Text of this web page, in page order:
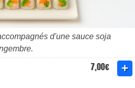
d'une sauce soja
7,00€